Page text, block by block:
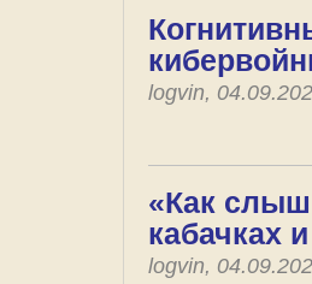
logvin,
«Как
кабачках
logvin,